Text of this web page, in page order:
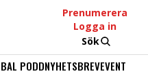
Prenumerera
Logga in
Sök
PODDNYHETSBREVEVENT